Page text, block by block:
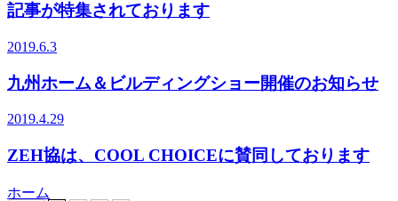
記事が特集されております
2019.6.3
九州ホーム＆ビルディングショー開催のお知らせ
2019.4.29
ZEH協は、COOL CHOICEに賛同しております
ホーム